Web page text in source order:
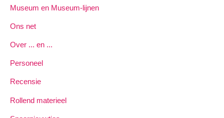
Museum en Museum-lijnen
Ons net
Over ... en ...
Personeel
Recensie
Rollend materieel